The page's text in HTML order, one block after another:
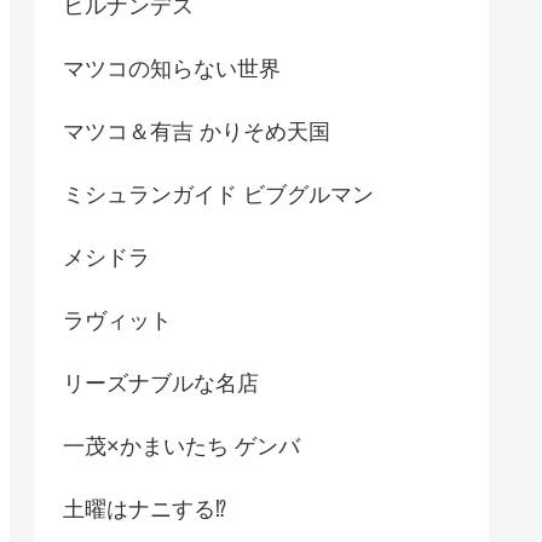
ヒルナンデス
マツコの知らない世界
マツコ＆有吉 かりそめ天国
ミシュランガイド ビブグルマン
メシドラ
ラヴィット
リーズナブルな名店
一茂×かまいたち ゲンバ
土曜はナニする⁉